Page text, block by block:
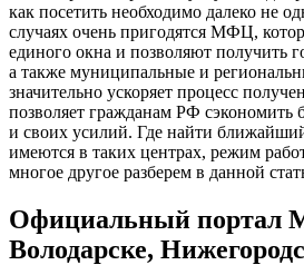
как посетить необходимо далеко не
случаях очень пригодятся МФЦ,
единого окна и позволяют получить
а также муниципальные и
значительно ускоряет процесс
позволяет гражданам РФ сэкономить
и своих усилий. Где найти
имеются в таких центрах, режим
многое другое разберем в данной
Официальный
Володарске,